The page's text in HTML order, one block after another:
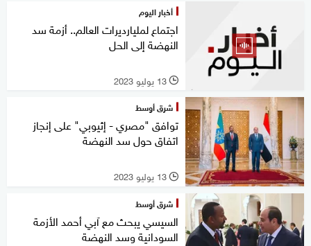
أخبار اليوم
اجتماع لمليارديرات العالم.. أزمة سد
النهضة إلى الحل
l 13 يوليو 2023
شرق أوسط
توافق "مصري - إثيوبي" على إنجاز
اتفاق حول سد النهضة
l 13 يوليو 2023
شرق أوسط
السيسي يبحث مع آبي أحمد الأزمة
السودانية وسد النهضة